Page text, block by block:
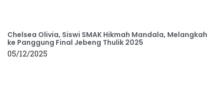
Chelsea Olivia, Siswi SMAK Hikmah Mandala, Melangkah
ke Panggung Final Jebeng Thulik 2025
05/12/2025